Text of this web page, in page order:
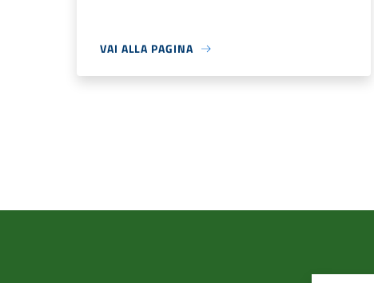
VAI ALLA PAGINA